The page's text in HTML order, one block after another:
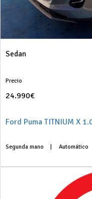
Sedan
Precio
24.990€
Ford Puma TITNIUM X
Segunda mano Automático